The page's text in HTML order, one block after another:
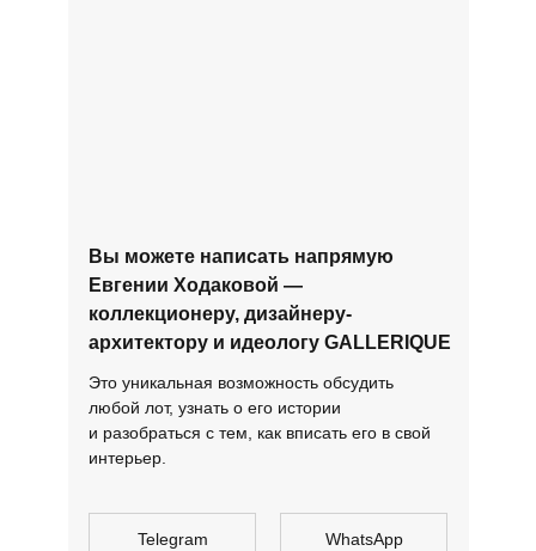
Telegram WhatsApp
Это уникальная возможность обсудить
любой лот, узнать о его истории
и разобраться с тем, как вписать его в свой
интерьер.
Вы можете написать напрямую
Евгении Ходаковой —
коллекционеру, дизайнеру-
архитектору и идеологу GALLERIQUE